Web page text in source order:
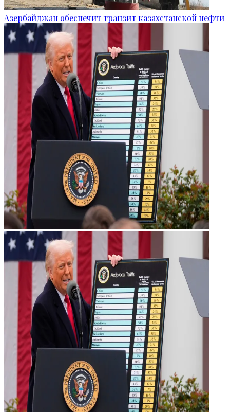
Азербайджан обеспечит транзит казахстанской нефти